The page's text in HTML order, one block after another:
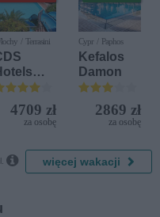
/ Terrasini
(ex. Citta
del Mare)
4709 zł
za osobę
Cypr / Paphos
Kefalos
Damon
2869 zł
za osobę
 więcej wakacji